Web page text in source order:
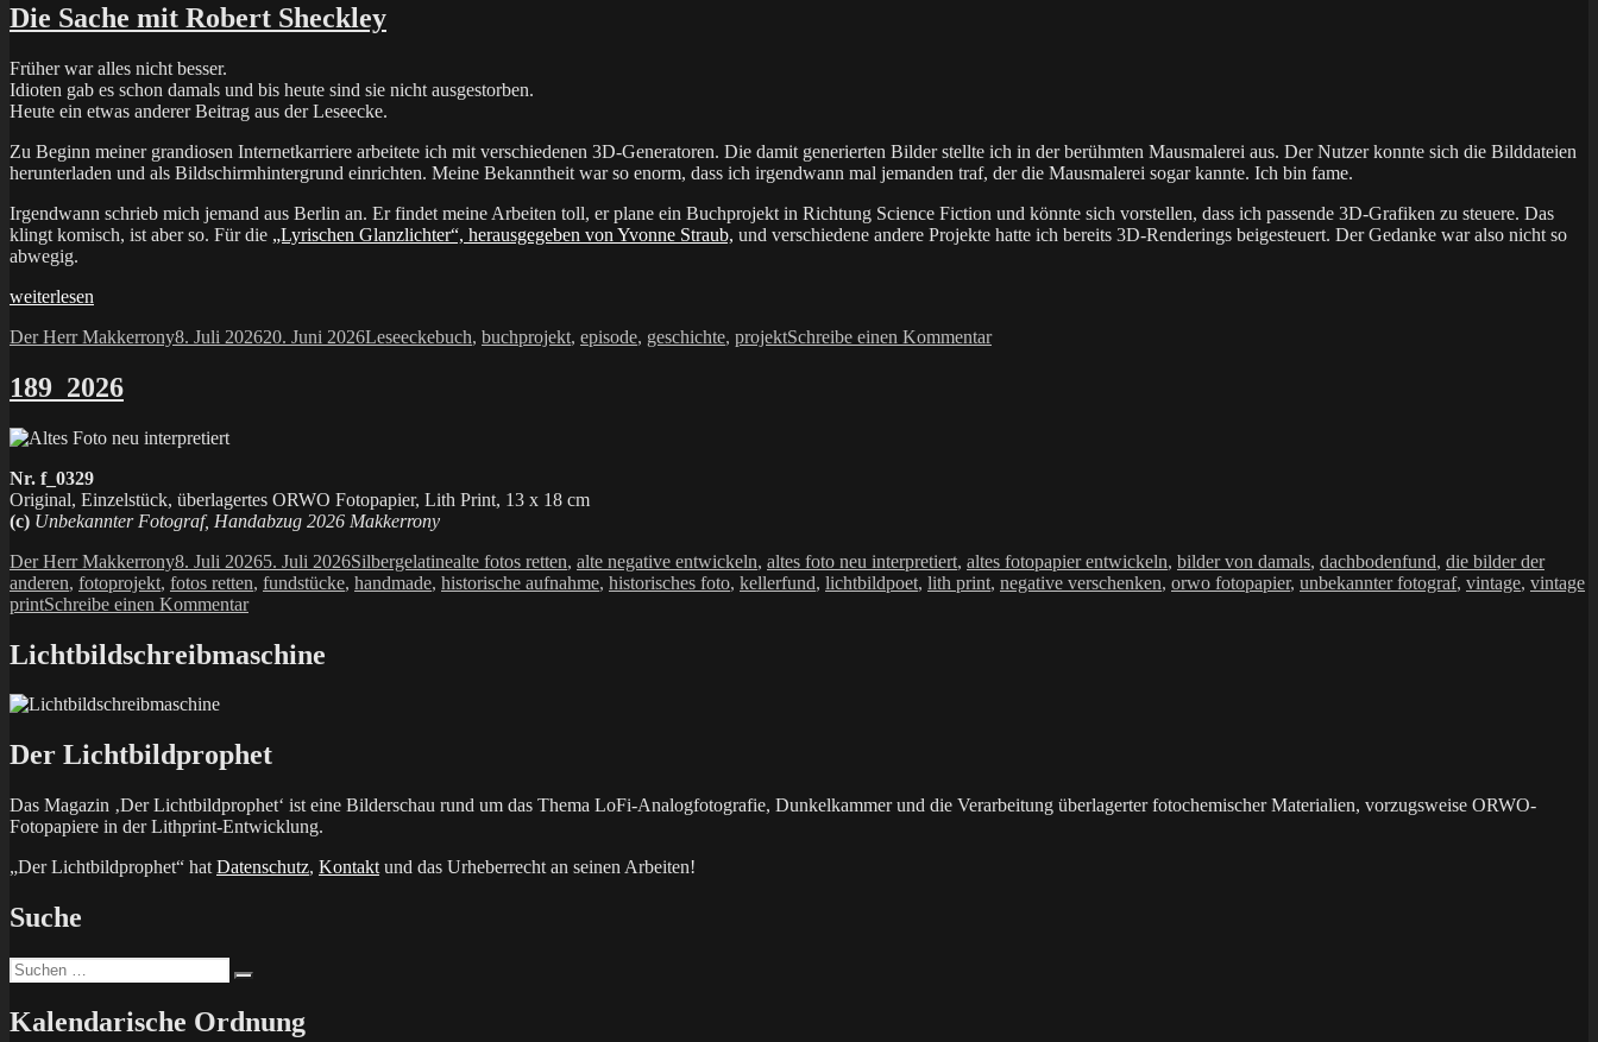
Die Sache mit Robert Sheckley
Früher war alles nicht besser.
Idioten gab es schon damals und bis heute sind sie nicht ausgestorben.
Heute ein etwas anderer Beitrag aus der Leseecke.
Zu Beginn meiner grandiosen Internetkarriere arbeitete ich mit verschiedenen 3D-Generatoren. Die damit generierten Bilder stellte ich in der berühmten Mausmalerei aus. Der Nutzer konnte sich die Bilddateien
herunterladen und als Bildschirmhintergrund einrichten. Meine Bekanntheit war so enorm, dass ich irgendwann mal jemanden traf, der die Mausmalerei sogar kannte. Ich bin fame.
Irgendwann schrieb mich jemand aus Berlin an. Er findet meine Arbeiten toll, er plane ein Buchprojekt in Richtung Science Fiction und könnte sich vorstellen, dass ich passende 3D-Grafiken zu steuere. Das
klingt komisch, ist aber so. Für die „Lyrischen Glanzlichter“, herausgegeben von Yvonne Straub, und verschiedene andere Projekte hatte ich bereits 3D-Renderings beigesteuert. Der Gedanke war also nicht so
abwegig.
„Die
mit
Sheckley“
weiterlesen
Autor
Der Herr MakkerronyVeröffentlicht
8. Juli 202620. Juni 2026Kategorien
LeseeckeSchlagwörter
buch, buchprojekt, episode, geschichte, projektSchreibe einen Kommentarzu
189_2026
Nr. f_0329
Original, Einzelstück, überlagertes ORWO Fotopapier, Lith Print, 13 x 18 cm
(c) Unbekannter Fotograf, Handabzug 2026 Makkerrony
Autor
Der Herr MakkerronyVeröffentlicht
am
8. Juli 20265. Juli 2026Kategorien
SilbergelatineSchlagwörter
alte fotos retten, alte negative entwickeln, altes foto neu interpretiert, altes fotopapier entwickeln, bilder von damals, dachbodenfund, die bilder der
anderen, fotoprojekt, fotos retten, fundstücke, handmade, historische aufnahme, historisches foto, kellerfund, lichtbildpoet, lith print, negative verschenken, orwo fotopapier, unbekannter fotograf, vintage, vintage
printSchreibe einen Kommentarzu
Lichtbildschreibmaschine
Der Lichtbildprophet
Das Magazin ‚Der Lichtbildprophet‘ ist eine Bilderschau rund um das Thema LoFi-Analogfotografie, Dunkelkammer und die Verarbeitung überlagerter fotochemischer Materialien, vorzugsweise ORWO-
Fotopapiere in der Lithprint-Entwicklung.
„Der Lichtbildprophet“ hat Datenschutz, Kontakt und das Urheberrecht an seinen Arbeiten!
Suche
Suchen
nach:
Kalendarische Ordnung